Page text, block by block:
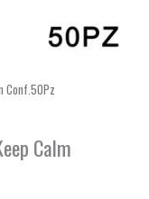
Conf.50Pz
Calm